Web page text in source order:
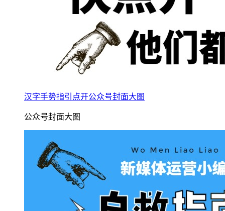
汉字手势指引点开公众号封面大图
公众号封面大图